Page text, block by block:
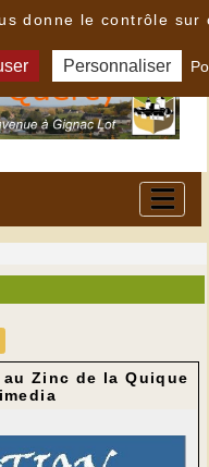
Zinc de la Quique
donne le contrôle sur
Personnaliser